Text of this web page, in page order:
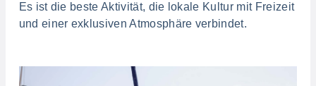
Es ist die beste Aktivität, die lokale Kultur mit Freizeit
und einer exklusiven Atmosphäre verbindet.